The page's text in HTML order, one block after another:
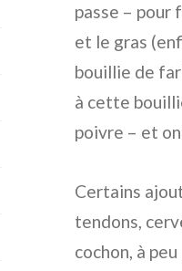
passe – pour
et le gras
bouillie de
à cette
poivre – et
Certains
tendons,
cochon, à